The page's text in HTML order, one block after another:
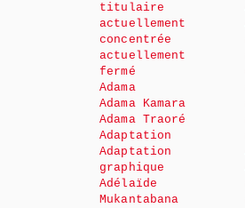
titulaire
actuellement
concentrée
actuellement
fermé
Adama
Adama Kamara
Adama Traoré
Adaptation
Adaptation
graphique
Adélaïde
Mukantabana